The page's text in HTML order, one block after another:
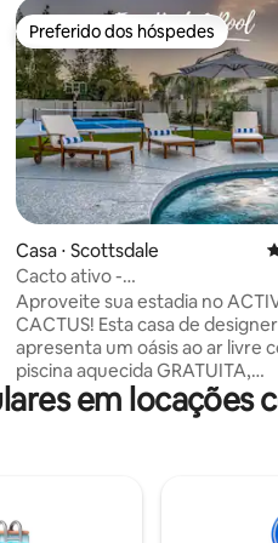
avaliação média de 5, 173
Preferido dos hóspedes
Preferido dos hóspedes
Casa ⋅ Scottsdale
Cacto ativo -
Pickleball/Bbase/Piscina/Golfe/
Aproveite sua estadia no
CACTUS! Esta casa de designer
apresenta um oásis ao ar livre
piscina aquecida GRATUITA,
PICKLEBALL, BBALL, GOLFE e
FOGUEIRA! A cozinha do chef
camas Queen para garantir
sintam em casa! A uma curta
em locações